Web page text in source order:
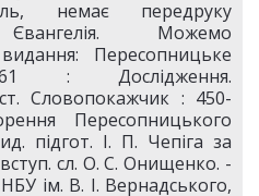
немає передруку
Євангелія. Можемо
Пересопницьке
: Дослідження.
Словопокажчик : 450-
Пересопницького
підгот. І. П. Чепіга за
сл. О. С. Онищенко. -
ім. В. І. Вернадського,